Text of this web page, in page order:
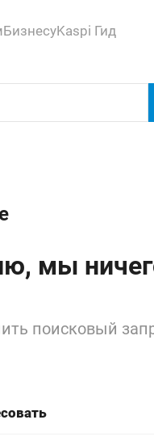
БизнесуKaspi Гид
мы
поисковый